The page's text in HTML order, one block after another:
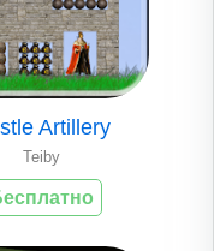
Artillery
Teiby